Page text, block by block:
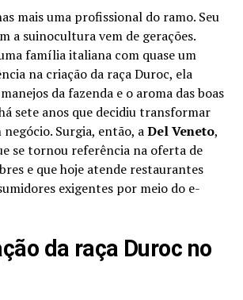
mais uma profissional do ramo. Seu
a suinocultura vem de gerações.
família italiana com quase um
na criação da raça Duroc, ela
da fazenda e o aroma das boas
sete anos que decidiu transformar
Surgia, então, aDel Veneto,
se tornou referência na oferta de
e que hoje atende restaurantes
exigentes por meio do e-
da raça Duroc no